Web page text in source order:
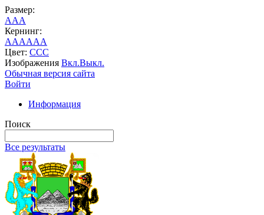
Размер:
AAA
Кернинг:
AAAAAA
Цвет: CCC
Изображения Вкл.Выкл.
Обычная версия сайта
Войти
Информация
Поиск
Все результаты